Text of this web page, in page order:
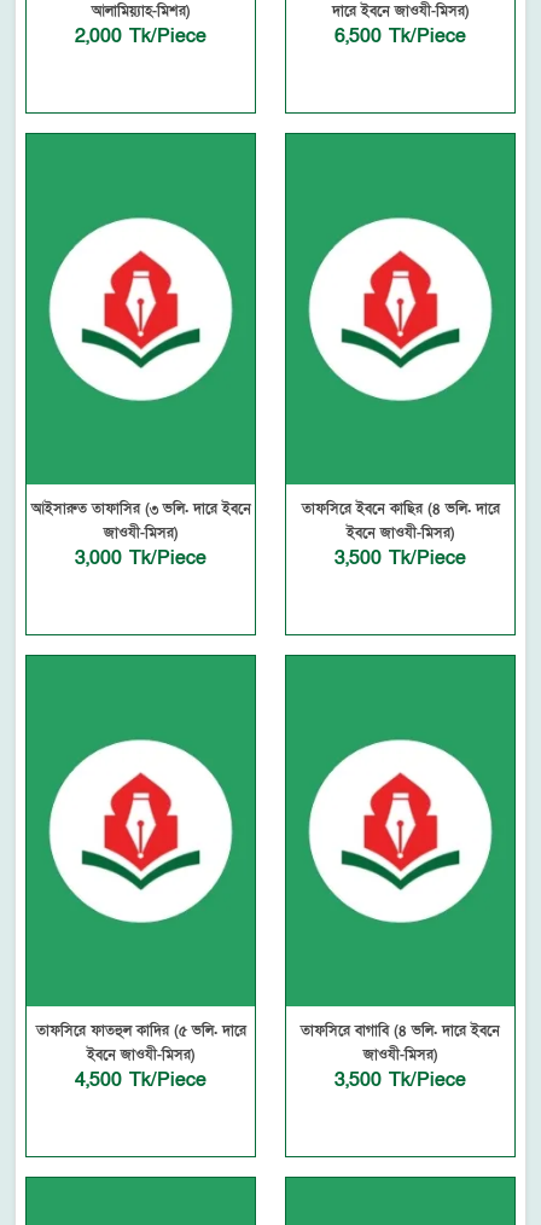
আলামিয়্যাহ-মিশর)
2,000 Tk/Piece
দারে ইবনে জাওযী-মিসর)
6,500 Tk/Piece
আইসারুত তাফাসির (৩ ভলি. দারে ইবনে
জাওযী-মিসর)
3,000 Tk/Piece
তাফসিরে ইবনে কাছির (৪ ভলি. দারে
ইবনে জাওযী-মিসর)
3,500 Tk/Piece
তাফসিরে ফাতহুল কাদির (৫ ভলি. দারে
ইবনে জাওযী-মিসর)
4,500 Tk/Piece
তাফসিরে বাগাবি (৪ ভলি. দারে ইবনে
জাওযী-মিসর)
3,500 Tk/Piece